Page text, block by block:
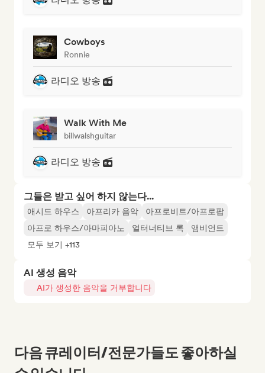
Cowboys
Ronnie
라디오 방송
Walk With Me
billwalshguitar
라디오 방송
그들은 받고 싶어 하지 않는다...
애시드 하우스 아프리카 음악
아프로비트/아프로팝
아프로 하우스/아마피아노
얼터너티브 록
앰비언트
모두 보기 +113
AI 생성 음악
AI가 생성한 음악을 거부합니다
다음 큐레이터/전문가들도 좋아하실